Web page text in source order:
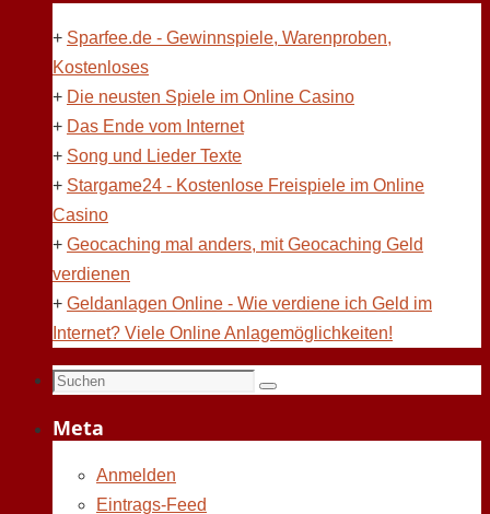
+ Sparfee.de - Gewinnspiele, Warenproben,
Kostenloses
+ Die neusten Spiele im Online Casino
+ Das Ende vom Internet
+ Song und Lieder Texte
+ Stargame24 - Kostenlose Freispiele im Online
Casino
+ Geocaching mal anders, mit Geocaching Geld
verdienen
+ Geldanlagen Online - Wie verdiene ich Geld im
Internet? Viele Online Anlagemöglichkeiten!
Suchen
Suchen
Meta
Anmelden
Eintrags-Feed